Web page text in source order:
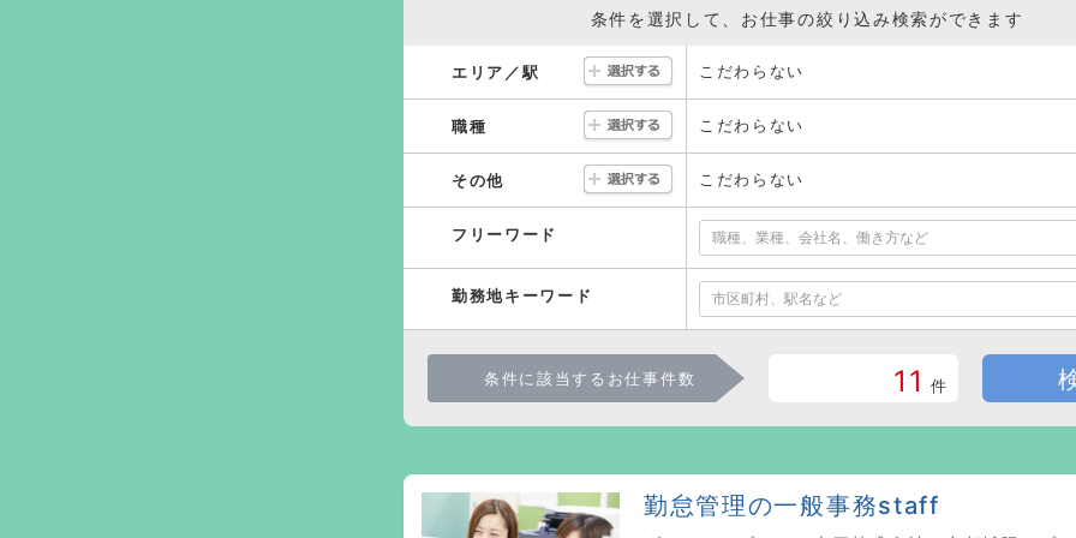
条件を選択して、お仕事の絞り込み検索ができます
エリア／駅 こだわらない
職種 こだわらない
その他 こだわらない
フリーワード
勤務地キーワード
条件に該当するお仕事件数 11 件
勤怠管理の一般事務staff